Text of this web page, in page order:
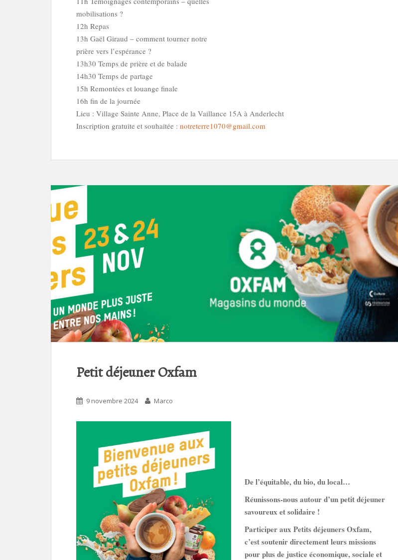
mobilisations ?
12h Repas
13h Gaël Giraud – comment tourner notre
prière vers l’espérance ?
13h30 Temps de prière et de balade
14h30 Temps de partage
15h Remontées et louange finale
16h fin de la journée
Lieu : Village Sainte Anne, Place de la Vaillance 15A à Anderlecht
Inscription gratuite et souhaitée : notreterre1070@gmail.com
Petit déjeuner Oxfam
9 novembre 2024 Marco
De l’équitable, du bio, du local…
Réunissons-nous autour d’un petit déjeuner
savoureux et solidaire !
Participer aux Petits déjeuners Oxfam,
c’est soutenir directement leurs missions
pour plus de justice économique, sociale et